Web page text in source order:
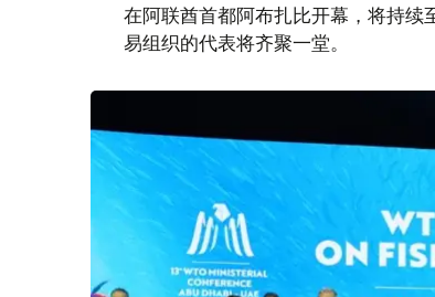
在阿联酋首都阿布扎比开幕，将持
易组织的代表将齐聚一堂。